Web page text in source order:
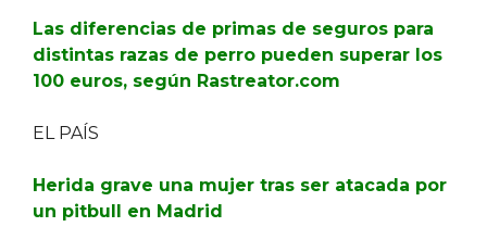
Las diferencias de primas de seguros para
distintas razas de perro pueden superar los
100 euros, según Rastreator.com
EL PAÍS
Herida grave una mujer tras ser atacada por
un pitbull en Madrid